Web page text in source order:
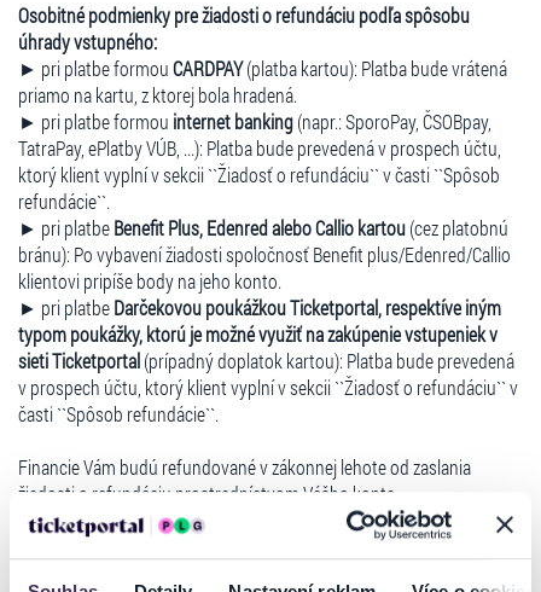
Osobitné podmienky pre žiadosti o refundáciu podľa spôsobu
úhrady vstupného:
► pri platbe formouCARDPAY(platba kartou): Platba bude vrátená
priamo na kartu, z ktorej bola hradená.
► pri platbe formou internet banking(napr.: SporoPay, ČSOBpay,
TatraPay, ePlatby VÚB, ...): Platba bude prevedená v prospech účtu,
ktorý klient vyplní v sekcii ``Žiadosť o refundáciu`` v časti ``Spôsob
refundácie``.
► pri platbeBenefit Plus, Edenred alebo Callio kartou(cez platobnú
bránu): Po vybavení žiadosti spoločnosť Benefit plus/Edenred/Callio
klientovi pripíše body na jeho konto.
► pri platbeDarčekovou poukážkou Ticketportal, respektíve iným
typom poukážky, ktorú je možné využiť na zakúpenie vstupeniek v
sieti Ticketportal(prípadný doplatok kartou): Platba bude prevedená
v prospech účtu, ktorý klient vyplní v sekcii ``Žiadosť o refundáciu`` v
časti ``Spôsob refundácie``.
Financie Vám budú refundované v zákonnej lehote od zaslania
žiadosti o refundáciu prostredníctvom Vášho konta.
Ďalšie informácie na:
TLAČOVÉ SPRÁVY
ZMENY A ZRUŠENIA